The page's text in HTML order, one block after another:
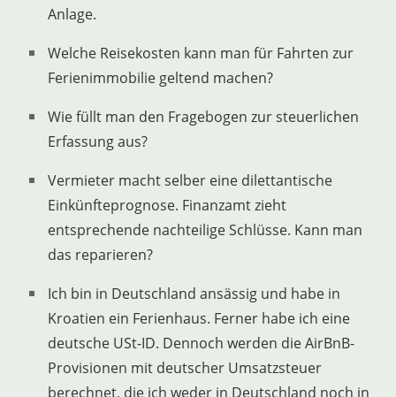
Anlage.
Welche Reisekosten kann man für Fahrten zur
Ferienimmobilie geltend machen?
Wie füllt man den Fragebogen zur steuerlichen
Erfassung aus?
Vermieter macht selber eine dilettantische
Einkünfteprognose. Finanzamt zieht
entsprechende nachteilige Schlüsse. Kann man
das reparieren?
Ich bin in Deutschland ansässig und habe in
Kroatien ein Ferienhaus. Ferner habe ich eine
deutsche USt-ID. Dennoch werden die AirBnB-
Provisionen mit deutscher Umsatzsteuer
berechnet, die ich weder in Deutschland noch in